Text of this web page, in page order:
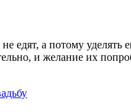
едят, а потому
и желание их